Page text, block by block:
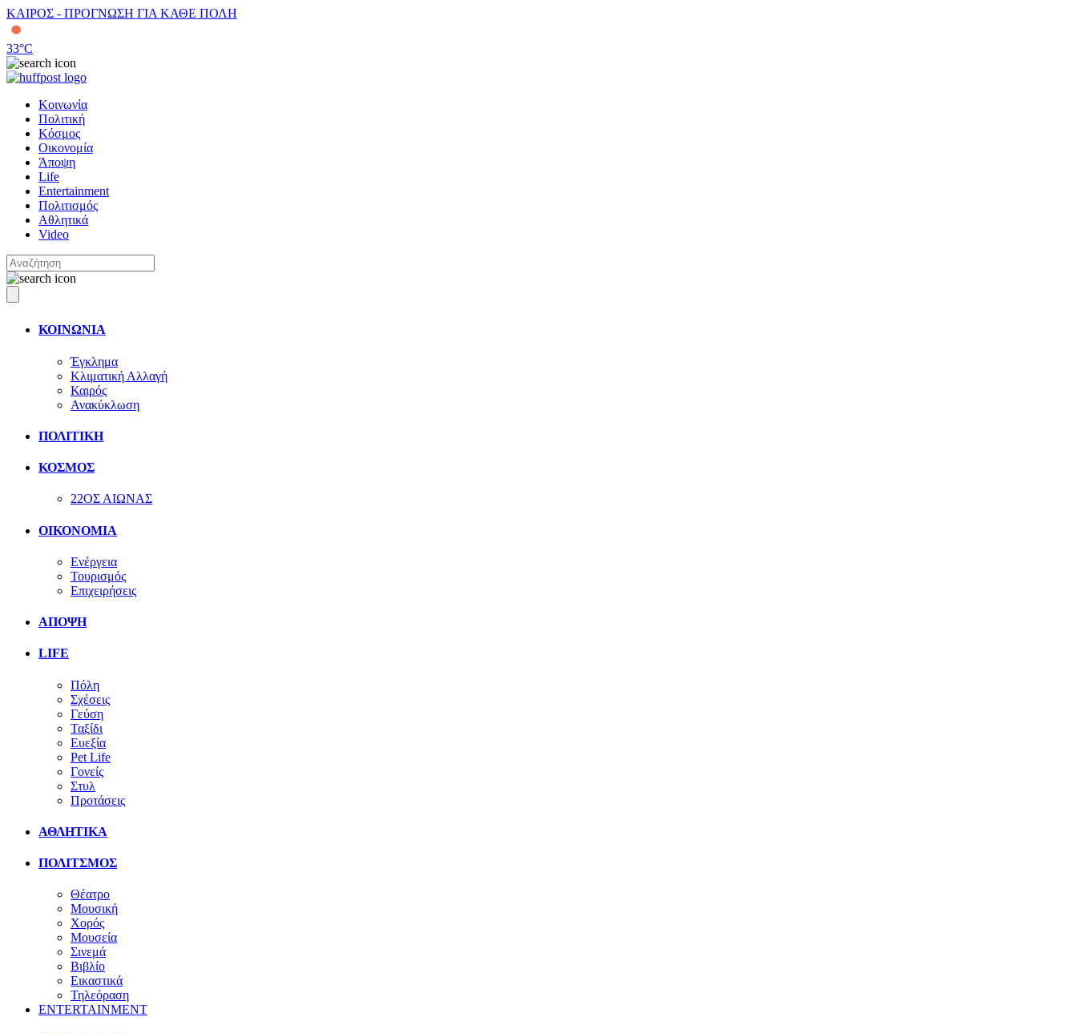
ΚΑΙΡΟΣ - ΠΡΟΓΝΩΣΗ ΓΙΑ ΚΑΘΕ ΠΟΛΗ
33°C
Κοινωνία
Πολιτική
Κόσμος
Οικονομία
Άποψη
Life
Entertainment
Πολιτισμός
Αθλητικά
Video
ΚΟΙΝΩΝΙΑ
Έγκλημα
Κλιματική Αλλαγή
Καιρός
Ανακύκλωση
ΠΟΛΙΤΙΚΗ
ΚΟΣΜΟΣ
22ΟΣ ΑΙΩΝΑΣ
ΟΙΚΟΝΟΜΙΑ
Ενέργεια
Τουρισμός
Επιχειρήσεις
ΑΠΟΨΗ
LIFE
Πόλη
Σχέσεις
Γεύση
Ταξίδι
Ευεξία
Pet Life
Γονείς
Στυλ
Προτάσεις
ΑΘΛΗΤΙΚΑ
ΠΟΛΙΤΣΜΟΣ
Θέατρο
Μουσική
Χορός
Μουσεία
Σινεμά
Βιβλίο
Εικαστικά
Τηλεόραση
ENTERTAINMENT